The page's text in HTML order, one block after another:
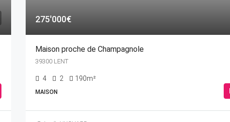
275'000€
Maison proche de Champagnole
39300 LENT
4 2 190m²
MAISON